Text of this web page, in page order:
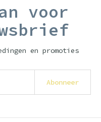
voor
en promoties
Abonneer